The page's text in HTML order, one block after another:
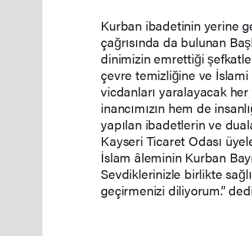
Kurban ibadetinin yerine
çağrısında da bulunan
dinimizin emrettiği
çevre temizliğine ve
vicdanları yaralayacak
inancımızın hem de
yapılan ibadetlerin ve
Kayseri Ticaret Odası
İslam âleminin Kurban
Sevdiklerinizle birlikte
geçirmenizi diliyorum.”